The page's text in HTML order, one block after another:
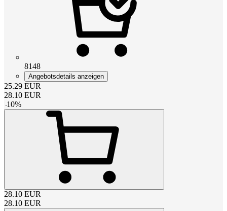
8148
Angebotsdetails anzeigen
25.29 EUR
28.10 EUR
-10%
28.10 EUR
28.10 EUR